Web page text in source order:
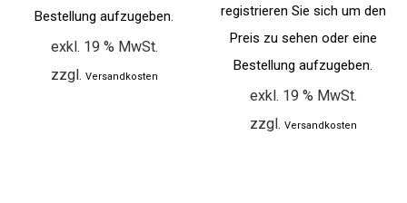
Bestellung aufzugeben.
exkl. 19 % MwSt.
zzgl. Versandkosten
registrieren Sie sich um den
Preis zu sehen oder eine
Bestellung aufzugeben.
exkl. 19 % MwSt.
zzgl. Versandkosten